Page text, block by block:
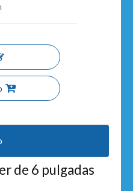
de 6 pulgadas